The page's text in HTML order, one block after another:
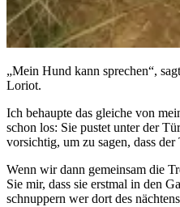
„Mein Hund kann sprechen“,
Loriot.
Ich behaupte das gleiche von
schon los: Sie pustet unter der
vorsichtig, um zu sagen, dass
Wenn wir dann gemeinsam die
Sie mir, dass sie erstmal in den
schnuppern wer dort des